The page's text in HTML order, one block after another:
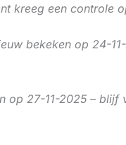
kreeg een controle
bekeken op 24-
op 27-11-2025 – blijf